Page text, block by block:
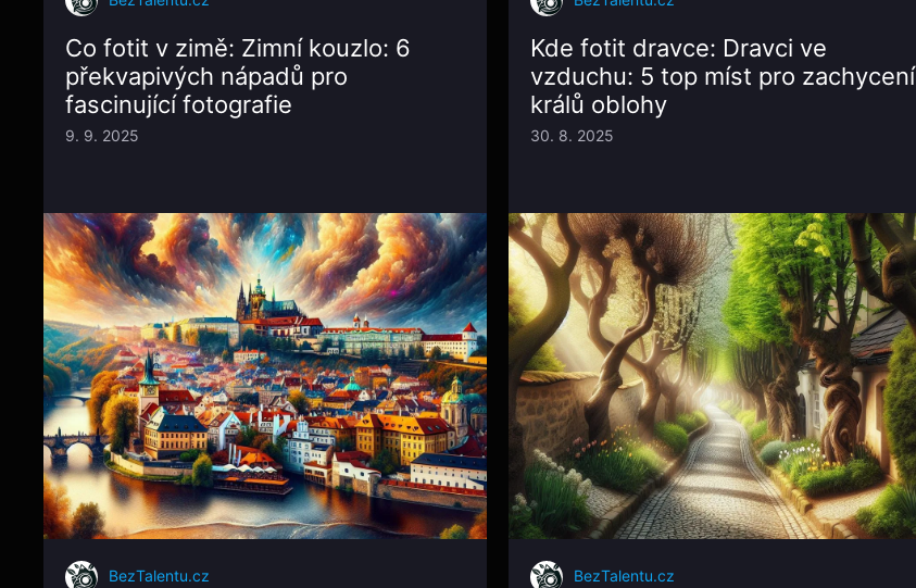
Co fotit v zimě: Zimní kouzlo: 6
překvapivých nápadů pro
fascinující fotografie
9. 9. 2025
Kde fotit dravce: Dravci ve
vzduchu: 5 top míst pro zachycení
králů oblohy
30. 8. 2025
BezTalentu.cz BezTalentu.cz